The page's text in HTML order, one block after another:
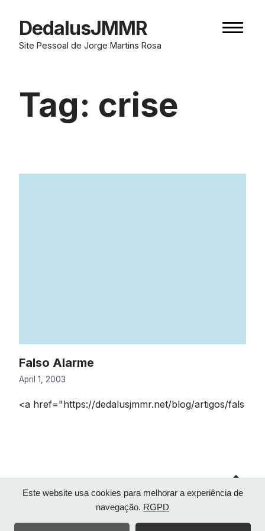
Este website usa cookies para melhorar a experiência de
navegação. RGPD
contentDedalusJMMR
Site Pessoal de Jorge Martins Rosa
Tag: crise
Falso Alarme
April 1, 2003
<a href="https://dedalusjmmr.net/blog/artigos/fals
to
top
Proudly powered by WordPress